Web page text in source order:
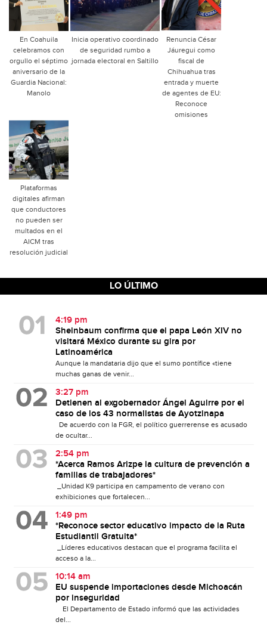
En Coahuila
celebramos con
orgullo el séptimo
aniversario de la
Guardia Nacional:
Manolo
Inicia operativo coordinado
de seguridad rumbo a
jornada electoral en Saltillo
Renuncia César
Jáuregui como
fiscal de
Chihuahua tras
entrada y muerte
de agentes de EU:
Reconoce
omisiones
Plataformas
digitales afirman
que conductores
no pueden ser
multados en el
AICM tras
resolución judicial
LO ÚLTIMO
4:19 pm
Sheinbaum confirma que el papa León XIV no
visitará México durante su gira por
Latinoamérica
Aunque la mandataria dijo que el sumo pontífice «tiene
muchas ganas de venir...
3:27 pm
Detienen al exgobernador Ángel Aguirre por el
caso de los 43 normalistas de Ayotzinapa
De acuerdo con la FGR, el político guerrerense es acusado
de ocultar...
2:54 pm
*Acerca Ramos Arizpe la cultura de prevención a
familias de trabajadores*
_Unidad K9 participa en campamento de verano con
exhibiciones que fortalecen...
1:49 pm
*Reconoce sector educativo impacto de la Ruta
Estudiantil Gratuita*
_Líderes educativos destacan que el programa facilita el
acceso a la...
10:14 am
EU suspende importaciones desde Michoacán
por inseguridad
El Departamento de Estado informó que las actividades
del...